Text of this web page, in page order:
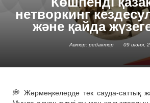
нетворкинг
және қайда
Автор: редактор 09 июня,
💭 Жәрмеңкелерде тек сауда-саттық